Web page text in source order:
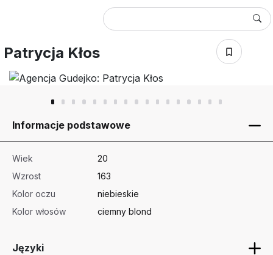
Patrycja Kłos
Informacje podstawowe
Wiek
20
Wzrost
163
Kolor oczu
niebieskie
Kolor włosów
ciemny blond
Języki